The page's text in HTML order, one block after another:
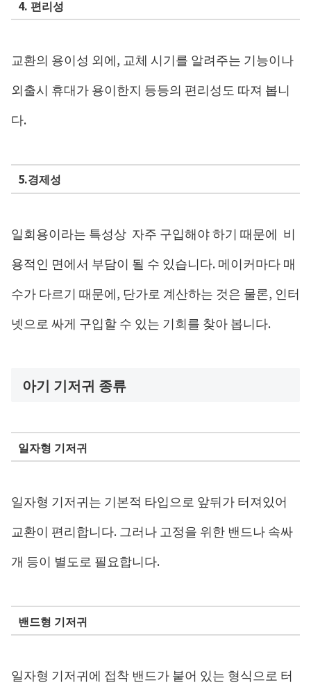
4. 편리성
교환의 용이성 외에, 교체 시기를 알려주는 기능이나
외출시 휴대가 용이한지 등등의 편리성도 따져 봅니
다.
5.경제성
일회용이라는 특성상 자주 구입해야 하기 때문에 비
용적인 면에서 부담이 될 수 있습니다. 메이커마다 매
수가 다르기 때문에, 단가로 계산하는 것은 물론, 인터
넷으로 싸게 구입할 수 있는 기회를 찾아 봅니다.
아기 기저귀 종류
일자형 기저귀
일자형 기저귀는 기본적 타입으로 앞뒤가 터져있어
교환이 편리합니다. 그러나 고정을 위한 밴드나 속싸
개 등이 별도로 필요합니다.
밴드형 기저귀
일자형 기저귀에 접착 밴드가 붙어 있는 형식으로 터